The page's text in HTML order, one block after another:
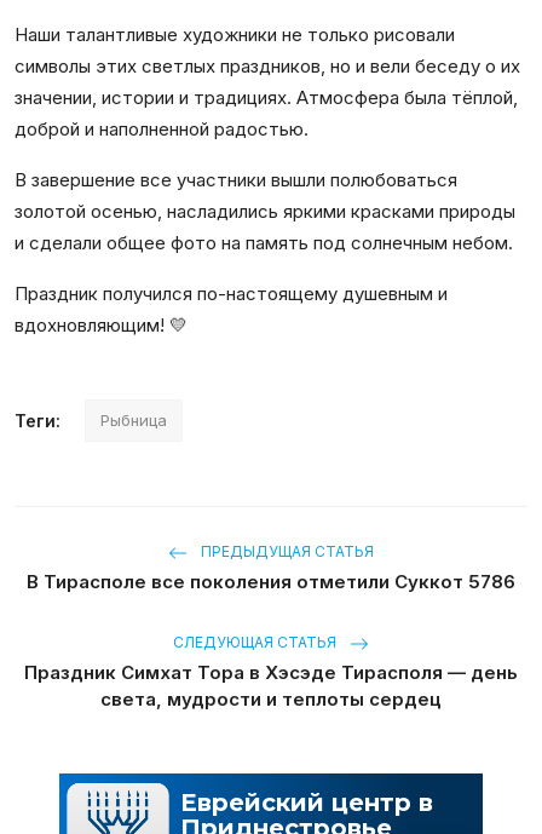
Наши талантливые художники не только рисовали
символы этих светлых праздников, но и вели беседу о их
значении, истории и традициях. Атмосфера была тёплой,
доброй и наполненной радостью.
В завершение все участники вышли полюбоваться
золотой осенью, насладились яркими красками природы
и сделали общее фото на память под солнечным небом.
Праздник получился по-настоящему душевным и
вдохновляющим! 💛
Теги: Рыбница
ПРЕДЫДУЩАЯ СТАТЬЯ
В Тирасполе все поколения отметили Суккот 5786
СЛЕДУЮЩАЯ СТАТЬЯ
Праздник Симхат Тора в Хэсэде Тирасполя — день
света, мудрости и теплоты сердец